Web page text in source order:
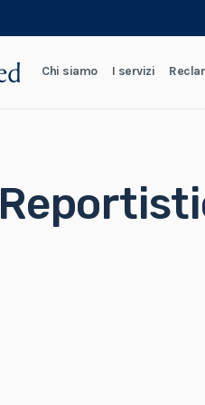
Chi siamo I servizi